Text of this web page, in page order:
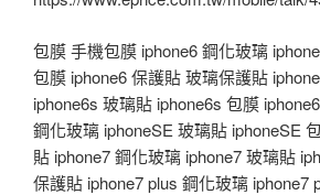
包膜 手機包膜 iphone6 鋼化玻璃
包膜 iphone6 保護貼 玻璃保護貼
iphone6s 玻璃貼 iphone6s 包膜
鋼化玻璃 iphoneSE 玻璃貼 iphoneSE
貼 iphone7 鋼化玻璃 iphone7 玻璃貼
保護貼 iphone7 plus 鋼化玻璃 iphone7